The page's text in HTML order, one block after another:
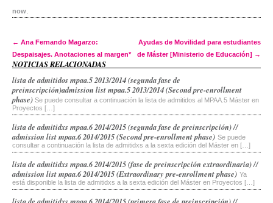
now
Post navigation
← Ana Fernando Magarzo:
Despaisajes. Anotaciones al margen*
Ayudas de Movilidad para estudiantes
de Máster [Ministerio de Educación] →
NOTICIAS RELACIONADAS
lista de admitidos mpaa.5 2013/2014 (segunda fase de
preinscripción)admission list mpaa.5 2013/2014 (Second pre-enrollment
phase) Se puede consultar a continuación la lista de admitidos al MPAA.5 Máster en
Proyectos […]
lista de admitidxs mpaa.6 2014/2015 (segunda fase de preinscripción) //
admission list mpaa.6 2014/2015 (Second pre-enrollment phase) Se puede
consultar a continuación la lista de admitidxs a la sexta edición del Máster en […]
lista de admitidxs mpaa.6 2014/2015 (fase de preinscripción extraordinaria) //
admission list mpaa.6 2014/2015 (Extraordinary pre-enrollment phase) Ya
está disponible la lista de admitidxs a la sexta edición del Máster en Proyectos […]